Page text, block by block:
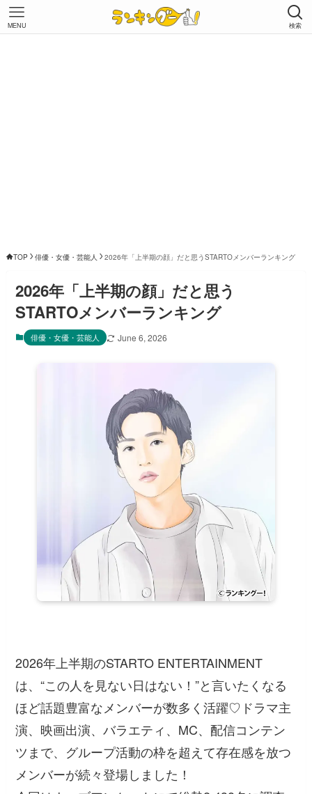
検索
MENU
TOP 俳優・女優・芸能人 2026年「上半期の顔」だと思うSTARTOメンバーランキング
2026年「上半期の顔」だと思う
STARTOメンバーランキング
俳優・女優・芸能人 June 6, 2026
2026年上半期のSTARTO ENTERTAINMENT
は、“この人を見ない日はない！”と言いたくなる
ほど話題豊富なメンバーが数多く活躍♡ドラマ主
演、映画出演、バラエティ、MC、配信コンテン
ツまで、グループ活動の枠を超えて存在感を放つ
メンバーが続々登場しました！